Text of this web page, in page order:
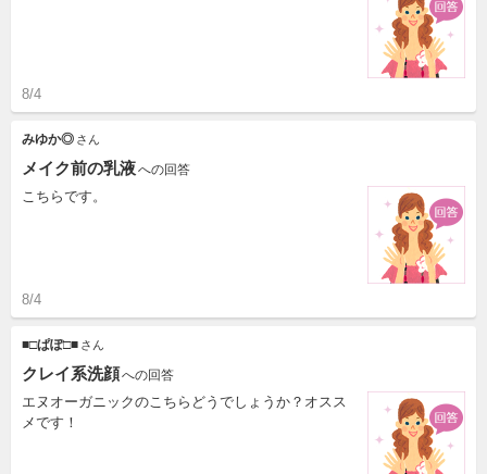
8/4
みゆか◎ さん
メイク前の乳液への回答
こちらです。
8/4
■□ぱぽ□■ さん
クレイ系洗顔への回答
エヌオーガニックのこちらどうでしょうか？オスス
メです！